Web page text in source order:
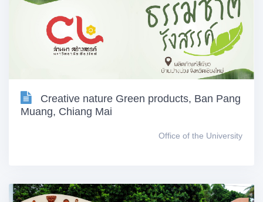
Creative nature Green products, Ban Pang
Muang, Chiang Mai
Office of the University